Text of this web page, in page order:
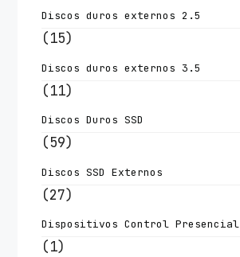
Discos duros externos 2.5
(15)
Discos duros externos 3.5
(11)
Discos Duros SSD
(59)
Discos SSD Externos
(27)
Dispositivos Control Presencial
(1)